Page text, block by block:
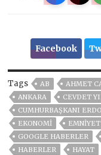
Facebook
Tags AB AHMET
ANKARA
CEVDET
CUMHURBAŞKANI
EKONOMİ
EMNİYET
GOOGLE HABERLER
HABERLER
HAYAT